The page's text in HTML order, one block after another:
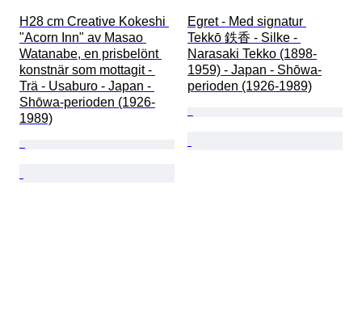
H28 cm Creative Kokeshi
"Acorn Inn" av Masao
Watanabe, en prisbelönt
konstnär som mottagit -
Trä - Usaburo - Japan -
Shōwa-perioden (1926-
1989)
Egret - Med signatur
Tekkō 鉄香 - Silke -
Narasaki Tekko (1898-
1959) - Japan - Shōwa-
perioden (1926-1989)